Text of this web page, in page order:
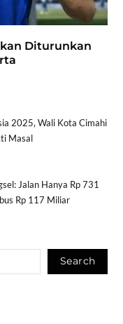
Diturunkan
2025, Wali Kota Cimahi
Masal
Jalan Hanya Rp 731
Rp 117 Miliar
Search